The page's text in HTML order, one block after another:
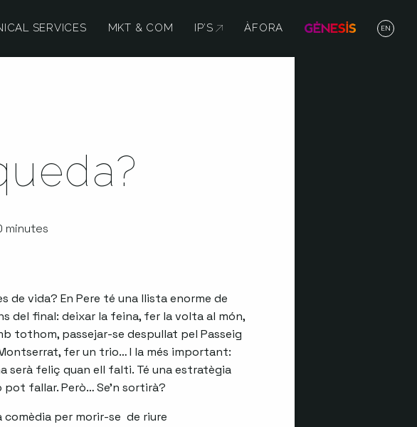
SERVICES MKT & COM IP’S ABRE EN NUEVA VENTANA
ÀFORA EN
minutes
de vida? En Pere té una llista enorme de
del final: deixar la feina, fer la volta al món,
tothom, passejar-se despullat pel Passeig
fer un trio… I la més important:
serà feliç quan ell falti. Té una estratègia
pot fallar. Però… Se’n sortirà?
comèdia per morir-se de riure